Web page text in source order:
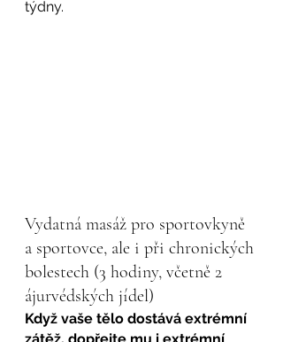
týdny.
Vydatná masáž pro sportovkyně
a sportovce, ale i při chronických
bolestech (3 hodiny, včetně 2
ájurvédských jídel)
Když vaše tělo dostává extrémní